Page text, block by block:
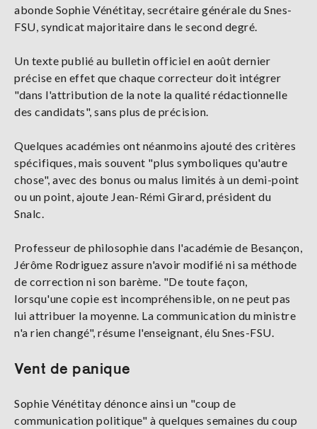
abonde Sophie Vénétitay, secrétaire générale du Snes-
FSU, syndicat majoritaire dans le second degré.
Un texte publié au bulletin officiel en août dernier
précise en effet que chaque correcteur doit intégrer
"dans l'attribution de la note la qualité rédactionnelle
des candidats", sans plus de précision.
Quelques académies ont néanmoins ajouté des critères
spécifiques, mais souvent "plus symboliques qu'autre
chose", avec des bonus ou malus limités à un demi-point
ou un point, ajoute Jean-Rémi Girard, président du
Snalc.
Professeur de philosophie dans l'académie de Besançon,
Jérôme Rodriguez assure n'avoir modifié ni sa méthode
de correction ni son barème. "De toute façon,
lorsqu'une copie est incompréhensible, on ne peut pas
lui attribuer la moyenne. La communication du ministre
n'a rien changé", résume l'enseignant, élu Snes-FSU.
Vent de panique
Sophie Vénétitay dénonce ainsi un "coup de
communication politique" à quelques semaines du coup